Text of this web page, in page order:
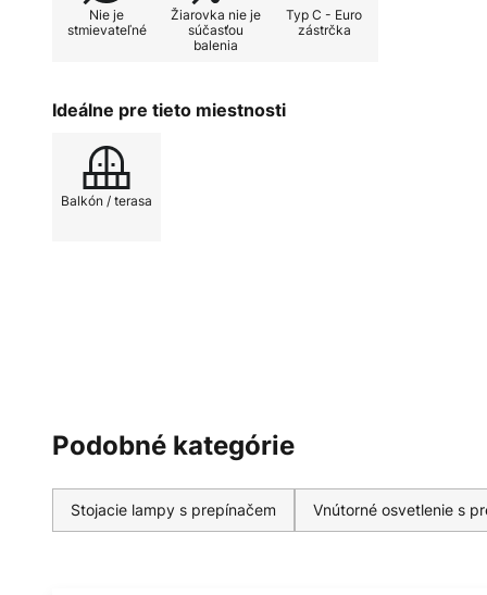
Nie je
stmievateľné
Žiarovka nie je
súčasťou
balenia
Typ C - Euro
zástrčka
Ideálne pre tieto miestnosti
Balkón / terasa
Podobné kategórie
Stojacie lampy s prepínačem Vnútorné osvetlenie s